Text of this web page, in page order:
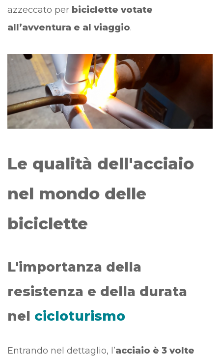
azzeccato per biciclette votate
all’avventura e al viaggio.
Le qualità dell'acciaio
nel mondo delle
biciclette
L'importanza della
resistenza e della durata
nel cicloturismo
Entrando nel dettaglio, l’acciaio è 3 volte